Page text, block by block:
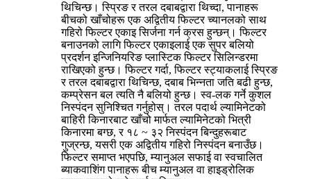
थिचिन्छ। स्प्रिङ र तरल दबाबद्वारा थिच्दा, पानाहरू
बीचको खाँचोहरू एक अद्वितीय फिल्टर च्यानलको साथ
गहिरो फिल्टर एकाइ सिर्जना गर्न क्रस हुन्छन्। फिल्टर
बनाउनको लागि फिल्टर एकाइलाई एक सुपर बलियो
प्रदर्शन इन्जिनियरिङ प्लास्टिक फिल्टर सिलिन्डरमा
राखिएको हुन्छ। फिल्टर गर्दा, फिल्टर स्ट्याकलाई स्प्रिङ
र तरल दबाबद्वारा थिचिन्छ, दबाब भिन्नता जति बढी हुन्छ,
कम्प्रेसन बल त्यति नै बलियो हुन्छ। स्व-लक गर्ने कुशल
निस्पंदन सुनिश्चित गर्नुहोस्। तरल पदार्थ ल्यामिनेटको
बाहिरी किनारबाट खाँचो मार्फत ल्यामिनेटको भित्री
किनारमा बग्छ, र १८ ~ ३२ निस्पंदन बिन्दुहरूबाट
गुज्रन्छ, यसरी एक अद्वितीय गहिरो निस्पंदन बनाउँछ।
फिल्टर समाप्त भएपछि, म्यानुअल सफाई वा स्वचालित
ब्याकवाशिंग पानाहरू बीच म्यानुअल वा हाइड्रोलिक